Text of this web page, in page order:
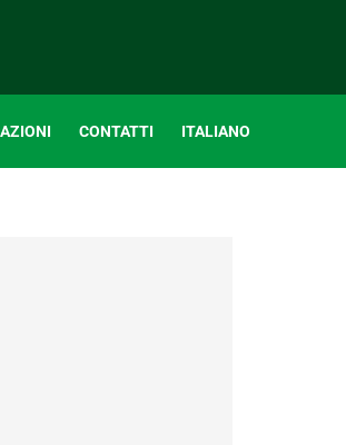
CONTATTI ITALIANO